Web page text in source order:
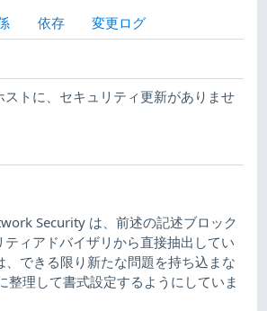
依存 変更ログ
ストに、セキュリティ更新がありませ
Security は、前述の記述ブロック
ティアドバイザリから直接抽出してい
、できる限り新たな問題を持ち込まな
整理して書式設定するようにしていま